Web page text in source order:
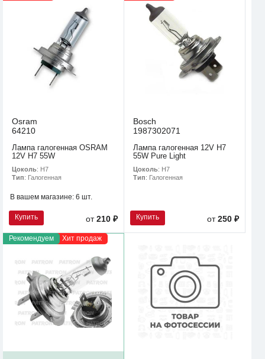
Osram
64210
Лампа галогенная OSRAM
12V H7 55W
Цоколь: H7
Тип: Галогенная
В вашем магазине: 6 шт.
Купить от210 ₽
Bosch
1987302071
Лампа галогенная 12V H7
55W Pure Light
Цоколь: H7
Тип: Галогенная
Купить от250 ₽
Рекомендуем Хит продаж